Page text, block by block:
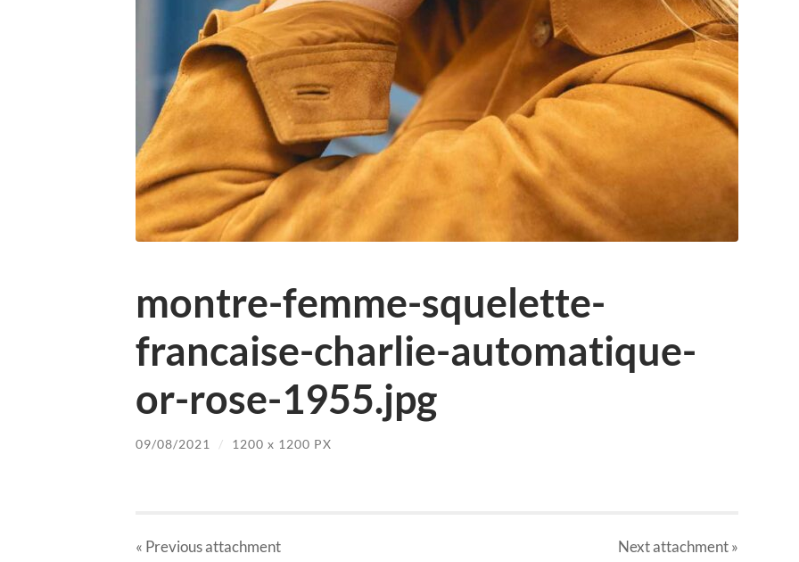
montre-femme-squelette-
francaise-charlie-automatique-
or-rose-1955.jpg
09/08/2021 / 1200 x 1200 PX
« Previousattachment Nextattachment»